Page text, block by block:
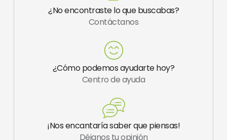
a
g
r
1
¿No encontraste lo que buscabas?
Contáctanos
¿Cómo podemos ayudarte hoy?
Centro de ayuda
¡Nos encantaría saber que piensas!
Déjanos tu opinión